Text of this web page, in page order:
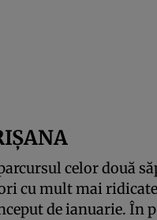
celor două
cu mult mai
de ianuarie. În